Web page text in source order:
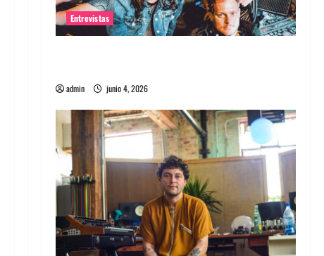
Entrevistas
admin junio 4, 2026